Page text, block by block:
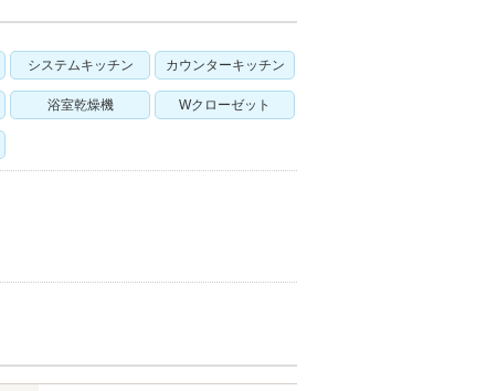
システムキッチン カウンターキッチン
浴室乾燥機 Wクローゼット